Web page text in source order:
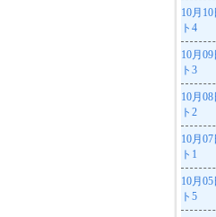
10月10
ト4
10月09
ト3
10月08
ト2
10月07
ト1
10月05
ト5